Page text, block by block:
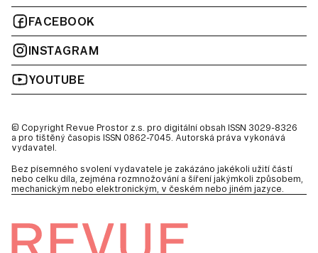
FACEBOOK
INSTAGRAM
YOUTUBE
© Copyright Revue Prostor z.s. pro digitální obsah ISSN 3029-8326
a pro tištěný časopis ISSN 0862-7045. Autorská práva vykonává
vydavatel.
Bez písemného svolení vydavatele je zakázáno jakékoli užití částí
nebo celku díla, zejména rozmnožování a šíření jakýmkoli způsobem,
mechanickým nebo elektronickým, v českém nebo jiném jazyce.